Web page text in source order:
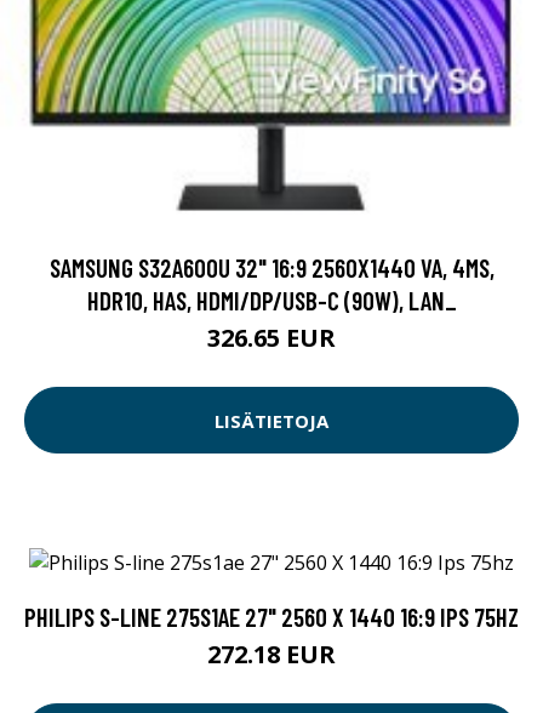
SAMSUNG S32A600U 32" 16:9 2560X1440 VA, 4MS,
HDR10, HAS, HDMI/DP/USB-C (90W), LAN_
326.65 EUR
LISÄTIETOJA
PHILIPS S-LINE 275S1AE 27" 2560 X 1440 16:9 IPS 75HZ
272.18 EUR